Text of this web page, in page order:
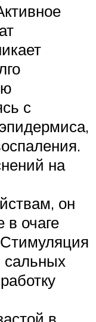
с
на
он
в очаге
сальных